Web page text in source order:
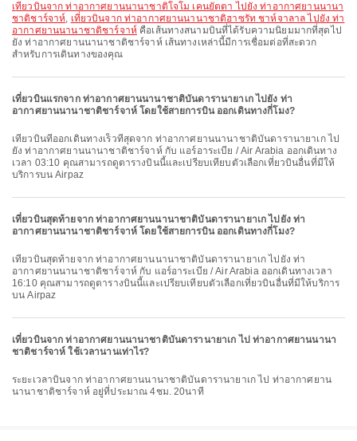
เที่ยวบินจาก ท่าอากาศยานนานาชาติโจโม เคนยัตตา ไปยัง ท่าอากาศยานนานา
ชาติชาร์จาห์, เที่ยวบินจาก ท่าอากาศยานนานาชาติฮาซรัท ชาห์จาลาล ไปยัง ท่า
อากาศยานนานาชาติชาร์จาห์ คือเส้นทางสนามบินที่ได้รับความนิยมมากที่สุดไป
ยัง ท่าอากาศยานนานาชาติชาร์จาห์ เส้นทางเหล่านี้มีการเชื่อมต่อที่สะดวก
สำหรับการเดินทางของคุณ
เที่ยวบินแรกจาก ท่าอากาศยานนานาชาติบันดารานายาเก ไปยัง ท่า
อากาศยานนานาชาติชาร์จาห์ โดยใช้สายการบิน ออกเดินทางกี่โมง?
เที่ยวบินที่ออกเดินทางเร็วที่สุดจาก ท่าอากาศยานนานาชาติบันดารานายาเก ไป
ยัง ท่าอากาศยานนานาชาติชาร์จาห์ กับ แอร์อาระเบีย / Air Arabia ออกเดินทาง
เวลา 03:10 คุณสามารถดูตารางบินนี้และเปรียบเทียบตัวเลือกเที่ยวบินอื่นที่มีให้
บริการบน Airpaz
เที่ยวบินสุดท้ายจาก ท่าอากาศยานนานาชาติบันดารานายาเก ไปยัง ท่า
อากาศยานนานาชาติชาร์จาห์ โดยใช้สายการบิน ออกเดินทางกี่โมง?
เที่ยวบินสุดท้ายจาก ท่าอากาศยานนานาชาติบันดารานายาเก ไปยัง ท่า
อากาศยานนานาชาติชาร์จาห์ กับ แอร์อาระเบีย / Air Arabia ออกเดินทางเวลา
16:10 คุณสามารถดูตารางบินนี้และเปรียบเทียบตัวเลือกเที่ยวบินอื่นที่มีให้บริการ
บน Airpaz
เที่ยวบินจาก ท่าอากาศยานนานาชาติบันดารานายาเก ไป ท่าอากาศยานนานา
ชาติชาร์จาห์ ใช้เวลานานเท่าไร?
ระยะเวลาบินจาก ท่าอากาศยานนานาชาติบันดารานายาเก ไป ท่าอากาศยาน
นานาชาติชาร์จาห์ อยู่ที่ประมาณ 4ชม. 20นาที